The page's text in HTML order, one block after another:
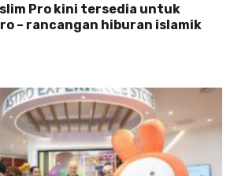
Pro kini tersedia untuk
– rancangan hiburan islamik